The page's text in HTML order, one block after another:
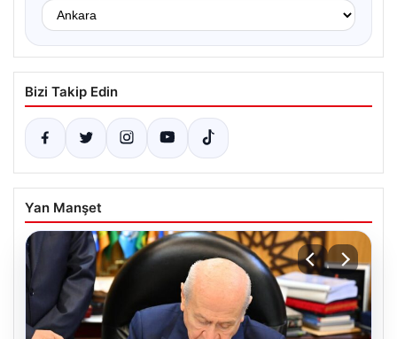
Bizi Takip Edin
Yan Manşet